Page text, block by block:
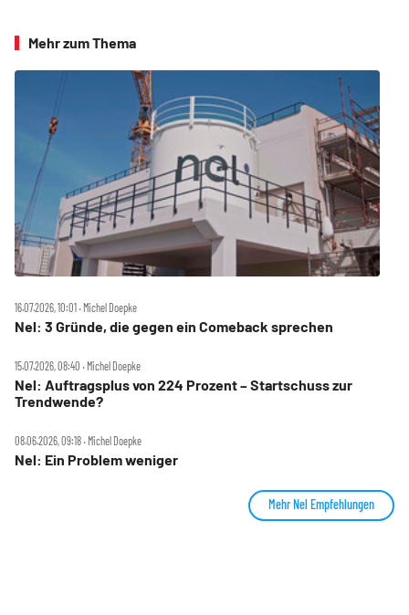
Mehr zum Thema
16.07.2026, 10:01 ‧ Michel Doepke
Nel: 3 Gründe, die gegen ein Comeback sprechen
15.07.2026, 08:40 ‧ Michel Doepke
Nel: Auftragsplus von 224 Prozent – Startschuss zur
Trendwende?
08.06.2026, 09:18 ‧ Michel Doepke
Nel: Ein Problem weniger
Mehr Nel Empfehlungen